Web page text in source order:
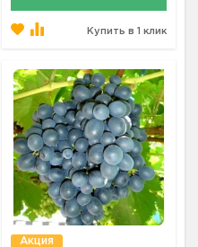
Купить в 1 клик
Акция